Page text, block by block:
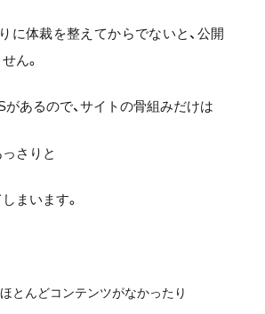
に体裁を整えてからでないと、公開
ん。
あるので、サイトの骨組みだけは
さりと
まいます。
とんどコンテンツがなかったり